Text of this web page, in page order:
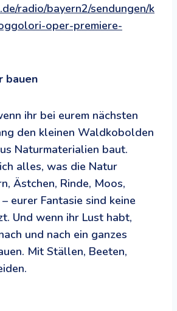
radio/bayern2/sendungen/k
oper-premiere-
bauen
ihr bei eurem nächsten
den kleinen Waldkobolden
Naturmaterialien baut.
alles, was die Natur
Ästchen, Rinde, Moos,
eurer Fantasie sind keine
Und wenn ihr Lust habt,
und nach ein ganzes
Mit Ställen, Beeten,